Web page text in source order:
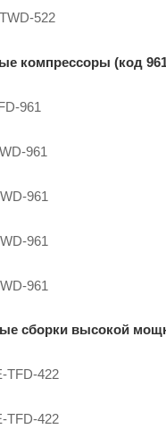
522
компрессоры (код
961
961
961
961
961
сборки высокой
TFD-422
TFD-422